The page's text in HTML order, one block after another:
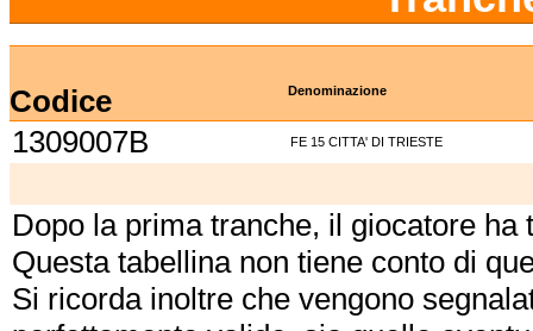
Codice Denominazione
1309007B FE 15 CITTA' DI TRIESTE
Dopo la prima tranche, il giocatore
Questa tabellina non tiene conto di
Si ricorda inoltre che vengono